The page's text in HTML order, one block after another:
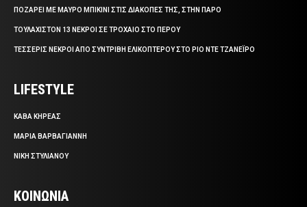
ΠΟΖΑΡΕΙ ΜΕ ΜΑΥΡΟ ΜΠΙΚΙΝΙ ΣΤΙΣ ΔΙΑΚΟΠΕΣ ΤΗΣ, ΣΤΗΝ ΠΑΡΟ
ΤΟΥΛΑΧΙΣΤΟΝ 13 ΝΕΚΡΟΙ ΣΕ ΤΡΟΧΑΙΟ ΣΤΟ ΠΕΡΟΥ
ΤΕΣΣΕΡΙΣ ΝΕΚΡΟΙ ΑΠΟ ΣΥΝΤΡΙΒΗ ΕΛΙΚΟΠΤΕΡΟΥ ΣΤΟ ΡΙΟ ΝΤΕ ΤΖΑΝΕΪΡΟ
LIFESTYLE
ΚΑΒΑ ΚΗΡΕΑΣ
ΜΑΡΙΑ ΒΑΡΒΑΓΙΑΝΝΗ
ΝΙΚΗ ΣΤΥΛΙΑΝΟΥ
ΚΟΙΝΩΝΙΑ